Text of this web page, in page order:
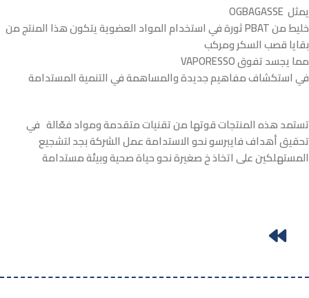
OGBAGASSE يمثل
ثورة في استخدام المواد العضوية يتكون هذا المنتج من PBAT خليط من
بقايا قصب السكر ومركب
VAPORESSO مما يجسد تفوق
في استكشاف مفاهيم جديدة والمساهمة في التنمية المستدامة
تستمد هذه المنتجات قوتها من تقنيات متقدمة ومواد فعّالة في
تحقيق أهداف فايبرسو نحو الاستدامة عمل الشركة بجد لتشجيع
المستهلكين على اتخاذ خ صغيرة نحو حياة صحية وبيئة مستدامة